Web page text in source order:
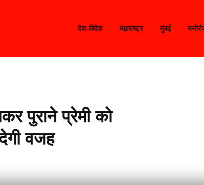
देश-विदेश महाराष्ट्र मुंबई
पुराने प्रेमी को
वजह